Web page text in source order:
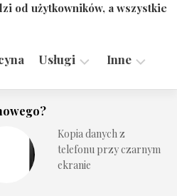
od użytkowników, a wszystkie
Usługi
Technologie
Inne
Kopia danych z
telefonu przy czarnym
ekranie